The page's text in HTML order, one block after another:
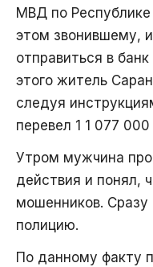
МВД по
этом звонившему,
отправиться в
этого житель
следуя
перевел 1 1 077
Утром мужчина
действия и понял,
мошенников. Сразу
полицию.
По данному факту